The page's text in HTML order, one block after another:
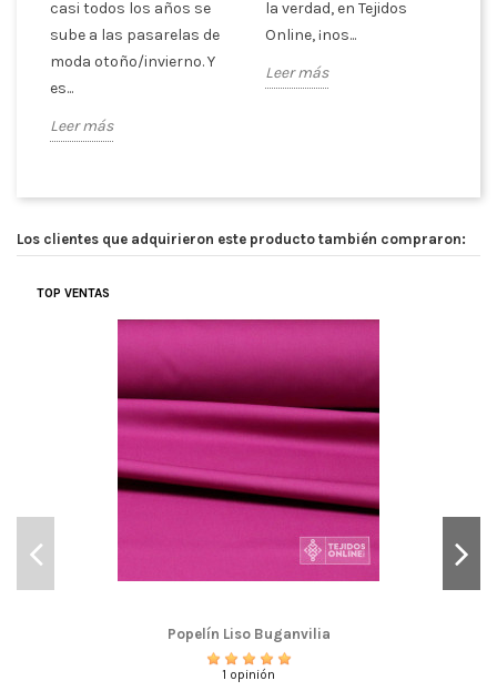
casi todos los años se
sube a las pasarelas de
moda otoño/invierno. Y
es...
Leer más
la verdad, en Tejidos
Online, ¡nos...
Leer más
Los clientes que adquirieron este producto también compraron:
TOP VENTAS
Popelín Liso Buganvilia
1 opinión